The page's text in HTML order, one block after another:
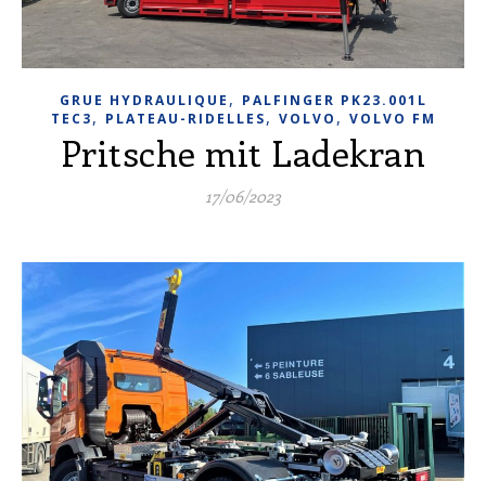
GRUE HYDRAULIQUE , PALFINGER PK23.001L
TEC3, PLATEAU-RIDELLES, VOLVO , VOLVO FM
Pritsche mit Ladekran
17/06/2023